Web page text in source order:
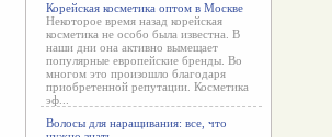
Корейская косметика оптом в Москве
Некоторое время назад корейская
косметика не особо была известна. В
наши дни она активно вымещает
популярные европейские бренды. Во
многом это произошло благодаря
приобретенной репутации. Косметика
эф...
Волосы для наращивания: все, что